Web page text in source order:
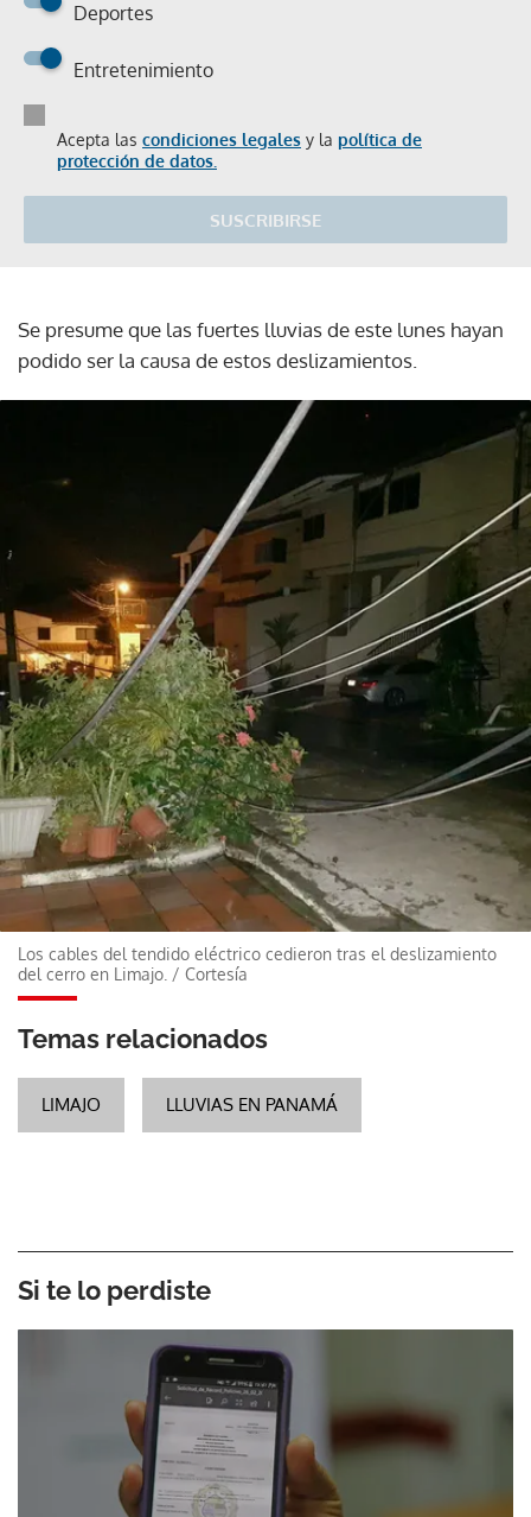
Deportes
Entretenimiento
Acepta las condiciones legales y la política de
protección de datos.
SUSCRIBIRSE
Se presume que las fuertes lluvias de este lunes hayan
podido ser la causa de estos deslizamientos.
Los cables del tendido eléctrico cedieron tras el deslizamiento
del cerro en Limajo. / Cortesía
Temas relacionados
LIMAJO LLUVIAS EN PANAMÁ
Si te lo perdiste